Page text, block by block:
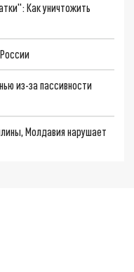
Как уничтожить
из-за пассивности
Молдавия нарушает